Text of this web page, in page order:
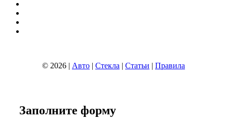
© 2026 | Авто | Стекла | Статьи | Правила
Заполните форму